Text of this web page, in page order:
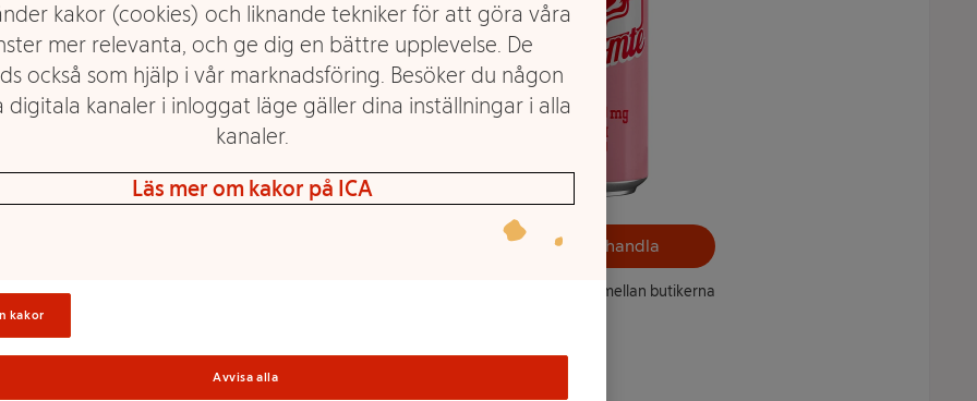
Innehåller
barn, gravida eller
barn, gravida och
ihop med alkoholhaltig
dygn. Öppnad burk bör
Välj butik och handla
Sortimentet kan variera mellan butikerna
kakor (cookies) och liknande tekniker för att göra våra
mer relevanta, och ge dig en bättre upplevelse. De
också som hjälp i vår marknadsföring. Besöker du någon
digitala kanaler i inloggat läge gäller dina inställningar i alla
kanaler.
Läs mer om kakor på ICA
kakor
Avvisa alla